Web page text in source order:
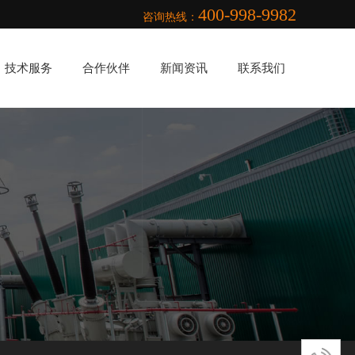
咨询热线： 400-998-9982
技术服务 合作伙伴 新闻资讯 联系我们